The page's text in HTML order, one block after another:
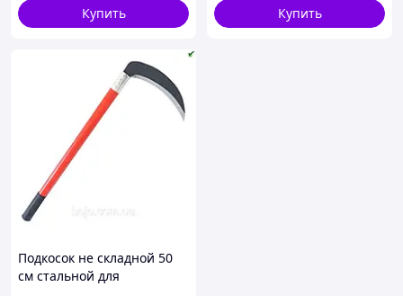
Купить Купить
Подкосок не складной 50
см стальной для